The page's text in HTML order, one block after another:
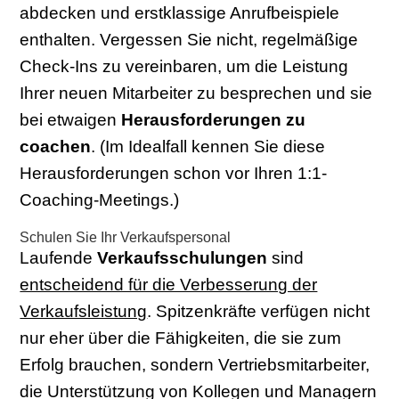
abdecken und erstklassige Anrufbeispiele
enthalten. Vergessen Sie nicht, regelmäßige
Check-Ins zu vereinbaren, um die Leistung
Ihrer neuen Mitarbeiter zu besprechen und sie
bei etwaigen Herausforderungen zu
coachen. (Im Idealfall kennen Sie diese
Herausforderungen schon vor Ihren 1:1-
Coaching-Meetings.)
Schulen Sie Ihr Verkaufspersonal
LaufendeVerkaufsschulungen sind
entscheidend für die Verbesserung der
Verkaufsleistung. Spitzenkräfte verfügen nicht
nur eher über die Fähigkeiten, die sie zum
Erfolg brauchen, sondern Vertriebsmitarbeiter,
die Unterstützung von Kollegen und Managern